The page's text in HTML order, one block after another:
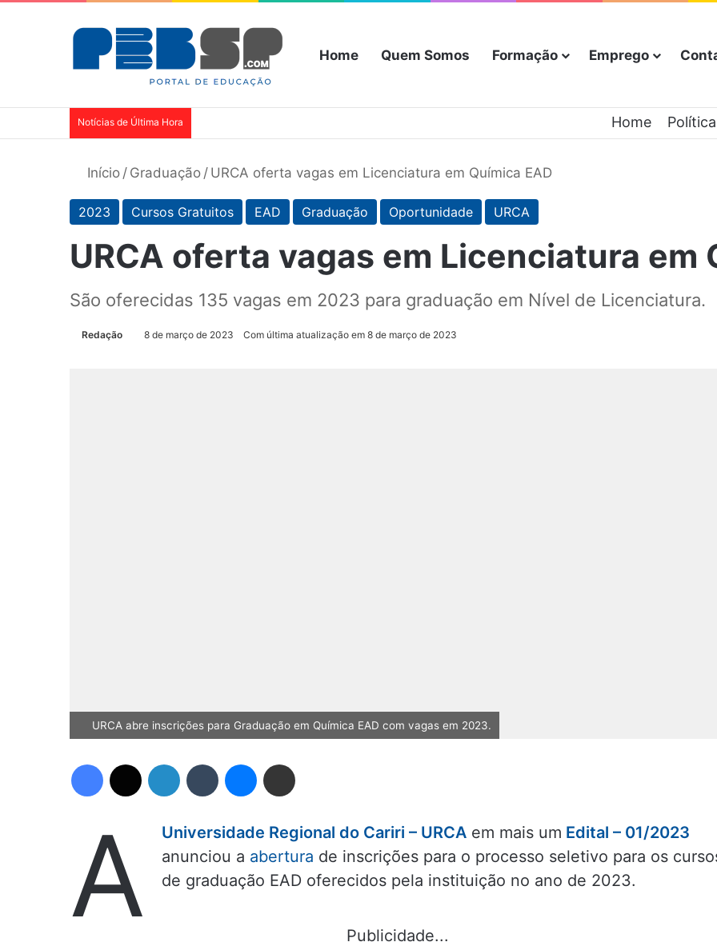
Home Quem Somos Formação Emprego
Notícias de Última Hora Home
Início / Graduação / URCA oferta vagas em Licenciatura em Química EAD
2023 Cursos Gratuitos EAD Graduação Oportunidade URCA
URCA oferta vagas em Licenciatura em
São oferecidas 135 vagas em 2023 para graduação em Nível de Licenciatura.
Redação 8 de março de 2023 Com última atualização em 8 de março de 2023
URCA abre inscrições para Graduação em Química EAD com vagas em 2023.
A Universidade Regional do Cariri – URCA em mais um Edital – 01/2023
anunciou a abertura de inscrições para o processo seletivo para os
de graduação EAD oferecidos pela instituição no ano de 2023.
Publicidade...